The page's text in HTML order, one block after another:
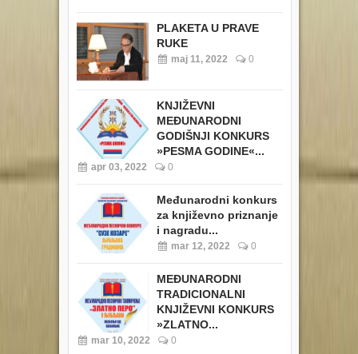
PLAKETA U PRAVE
RUKE
maj 11, 2022 0
KNJIŽEVNI
MEĐUNARODNI
GODIŠNJI KONKURS
»PESMA GODINE«...
apr 03, 2022 0
Međunarodni konkurs
za književno priznanje
i nagradu...
mar 12, 2022 0
MEĐUNARODNI
TRADICIONALNI
KNJIŽEVNI KONKURS
»ZLATNO...
mar 10, 2022 0